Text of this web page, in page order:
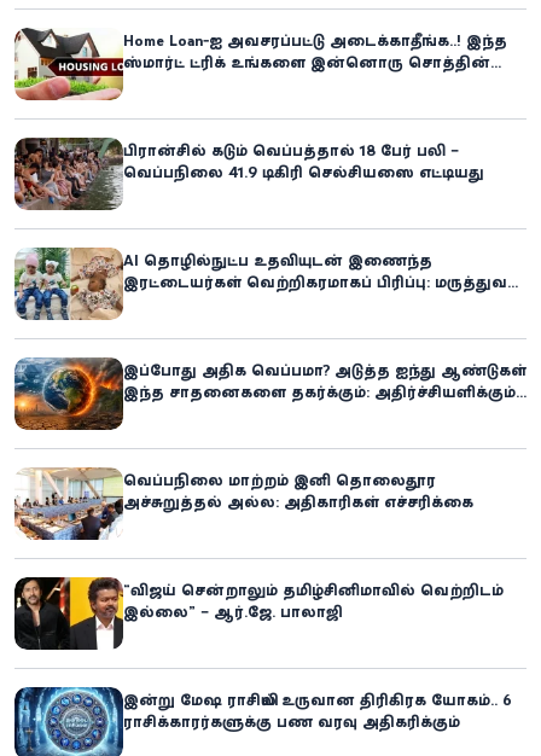
Home Loan-ஐ அவசரப்பட்டு அடைக்காதீங்க..! இந்த
ஸ்மார்ட் ட்ரிக் உங்களை இன்னொரு சொத்தின்
பிரான்சில் கடும் வெப்பத்தால் 18 பேர் பலி –
வெப்பநிலை 41.9 டிகிரி செல்சியஸை எட்டியது
AI தொழில்நுட்ப உதவியுடன் இணைந்த
இரட்டையர்கள் வெற்றிகரமாகப் பிரிப்பு: மருத்துவ
இப்போது அதிக வெப்பமா? அடுத்த ஐந்து ஆண்டுகள்
இந்த சாதனைகளை தகர்க்கும்: அதிர்ச்சியளிக்கும்
வெப்பநிலை மாற்றம் இனி தொலைதூர
அச்சுறுத்தல் அல்ல: அதிகாரிகள் எச்சரிக்கை
“விஜய் சென்றாலும் தமிழ்சினிமாவில் வெற்றிடம்
இல்லை” – ஆர்.ஜே. பாலாஜி
இன்று மேஷ ராசியில் உருவான திரிகிரக யோகம்.. 6
ராசிக்காரர்களுக்கு பண வரவு அதிகரிக்கும்